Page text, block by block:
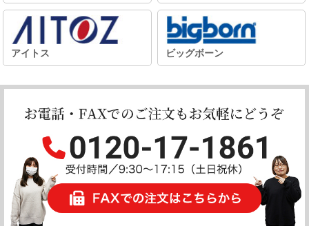
アイトス ビッグボーン